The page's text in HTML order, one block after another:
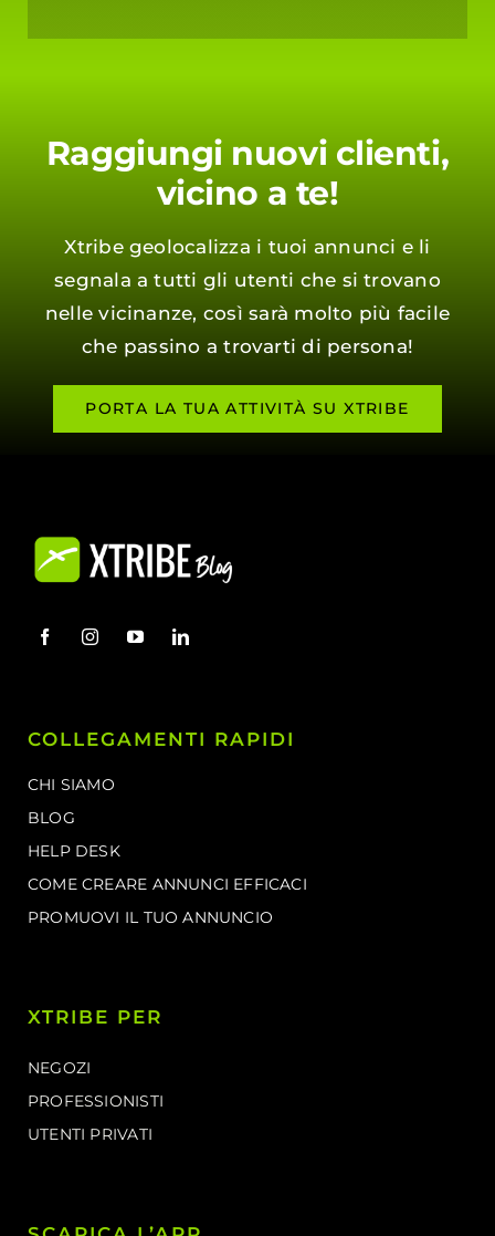
Raggiungi nuovi clienti,
vicino a te!
Xtribe geolocalizza i tuoi annunci e li
segnala a tutti gli utenti che si trovano
nelle vicinanze, così sarà molto più facile
che passino a trovarti di persona!
PORTA LA TUA ATTIVITÀ SU XTRIBE
COLLEGAMENTI RAPIDI
CHI SIAMO
BLOG
HELP DESK
COME CREARE ANNUNCI EFFICACI
PROMUOVI IL TUO ANNUNCIO
XTRIBE PER
NEGOZI
PROFESSIONISTI
UTENTI PRIVATI